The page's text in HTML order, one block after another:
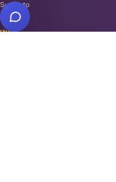
Supporto
INFO